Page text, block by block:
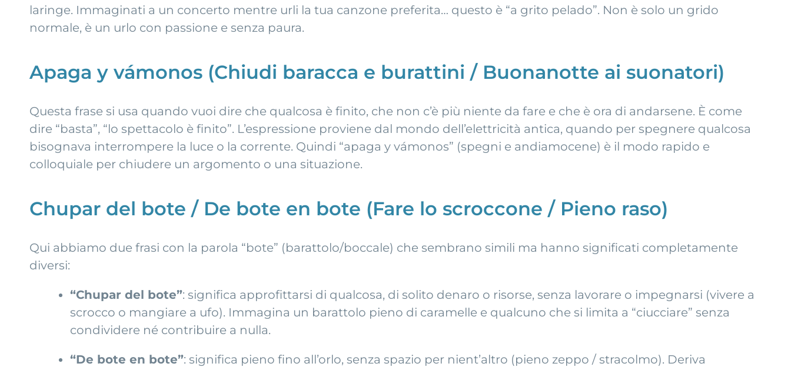
laringe. Immaginati a un concerto mentre urli la tua canzone preferita… questo è “a grito pelado”. Non è solo un grido
normale, è un urlo con passione e senza paura.
Apaga y vámonos (Chiudi baracca e burattini / Buonanotte ai suonatori)
Questa frase si usa quando vuoi dire che qualcosa è finito, che non c’è più niente da fare e che è ora di andarsene. È come
dire “basta”, “lo spettacolo è finito”. L’espressione proviene dal mondo dell’elettricità antica, quando per spegnere qualcosa
bisognava interrompere la luce o la corrente. Quindi “apaga y vámonos” (spegni e andiamocene) è il modo rapido e
colloquiale per chiudere un argomento o una situazione.
Chupar del bote / De bote en bote (Fare lo scroccone / Pieno raso)
Qui abbiamo due frasi con la parola “bote” (barattolo/boccale) che sembrano simili ma hanno significati completamente
diversi:
“Chupar del bote”: significa approfittarsi di qualcosa, di solito denaro o risorse, senza lavorare o impegnarsi (vivere a
scrocco o mangiare a ufo). Immagina un barattolo pieno di caramelle e qualcuno che si limita a “ciucciare” senza
condividere né contribuire a nulla.
“De bote en bote”: significa pieno fino all’orlo, senza spazio per nient’altro (pieno zeppo / stracolmo). Deriva